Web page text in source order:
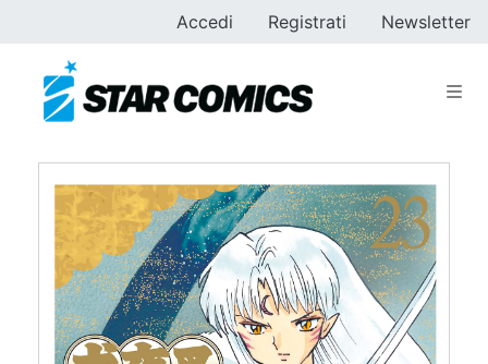
Accedi Registrati Newsletter